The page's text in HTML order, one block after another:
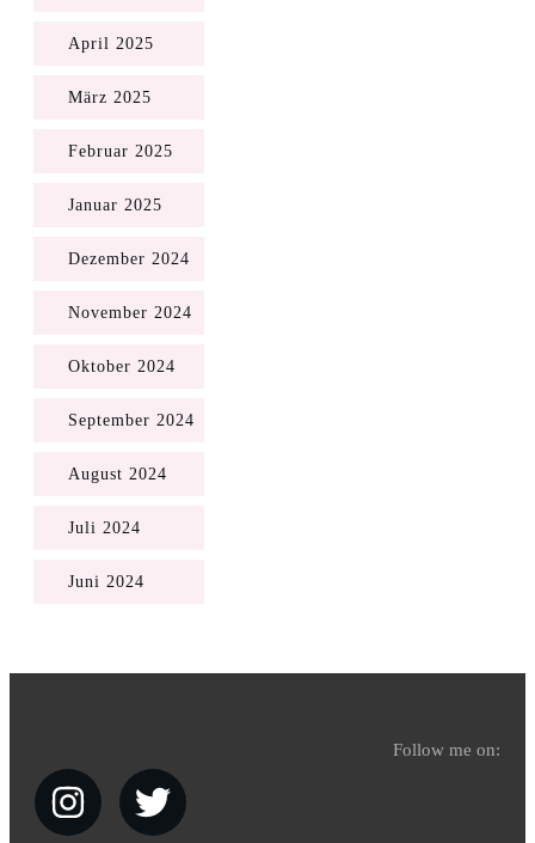
April 2025
März 2025
Februar 2025
Januar 2025
Dezember 2024
November 2024
Oktober 2024
September 2024
August 2024
Juli 2024
Juni 2024
Follow me on: